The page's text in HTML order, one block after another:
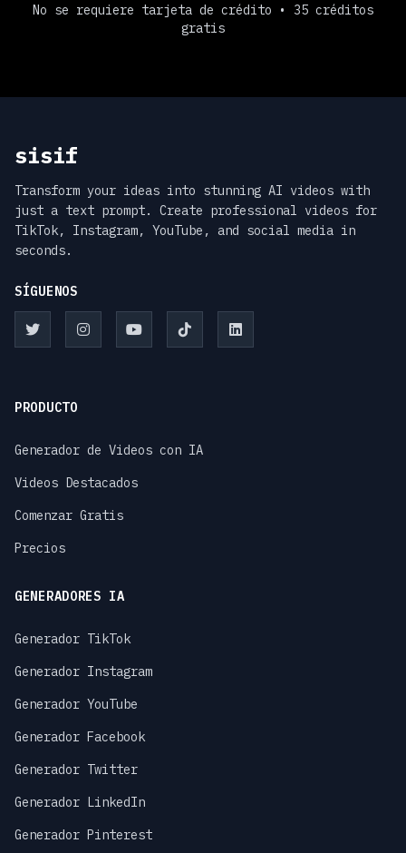
No se requiere tarjeta de crédito • 35 créditos
gratis
sisif
Transform your ideas into stunning AI videos with
just a text prompt. Create professional videos for
TikTok, Instagram, YouTube, and social media in
seconds.
SÍGUENOS
PRODUCTO
Generador de Videos con IA
Videos Destacados
Comenzar Gratis
Precios
GENERADORES IA
Generador TikTok
Generador Instagram
Generador YouTube
Generador Facebook
Generador Twitter
Generador LinkedIn
Generador Pinterest